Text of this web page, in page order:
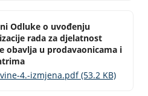
Odluke o uvođenju
rada za djelatnost
obavlja u prodavaonicama i
4.-izmjena.pdf (53.2 KB)